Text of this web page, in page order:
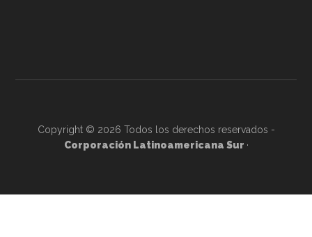
Copyright © 2026 Todos los derechos reservados -
Corporación Latinoamericana Sur ·